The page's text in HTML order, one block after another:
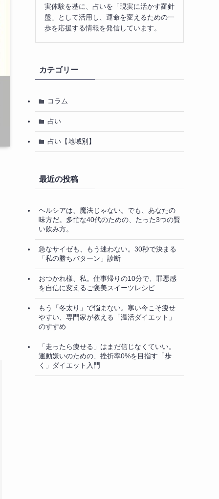
実体験を基に、占いを「現実に活かす羅針
盤」として活用し、運命を変えるための一
歩を応援する情報を発信しています。
カテゴリー
コラム
占い
占い【地域別】
最近の投稿
ヘルシアは、魔法じゃない。でも、あなたの
味方だ。多忙な40代のための、たった3つの賢
い飲み方。
急なサイゼも、もう迷わない。30秒で決まる
「私の勝ちパターン」診断
おつかれ様、私。仕事帰りの10分で、罪悪感
を自信に変えるご褒美スイーツレシピ
もう「冬太り」で悩まない。寒い今こそ痩せ
やすい、専門家が教える「温活ダイエット」
のすすめ
「走ったら痩せる」はまだ信じなくていい。
運動嫌いのための、挫折率0%を目指す「歩
く」ダイエット入門